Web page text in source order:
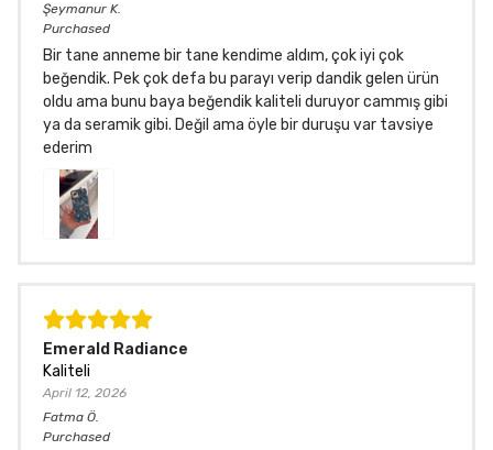
Şeymanur K.
Purchased
Bir tane anneme bir tane kendime aldım, çok iyi çok
beğendik. Pek çok defa bu parayı verip dandik gelen ürün
oldu ama bunu baya beğendik kaliteli duruyor cammış gibi
ya da seramik gibi. Değil ama öyle bir duruşu var tavsiye
ederim
Emerald Radiance
Kaliteli
April 12, 2026
Fatma Ö.
Purchased